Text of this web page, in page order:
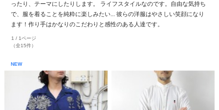
ったり、テーマにしたりします。 ライフスタイルなのです。自由な気持ち
で、服を着ることを純粋に楽しみたい... 彼らの洋服はやさしい笑顔になり
ます！作り手はかなりのこだわりと感性のある人達です。
1 / 1ページ
（全15件）
NEW